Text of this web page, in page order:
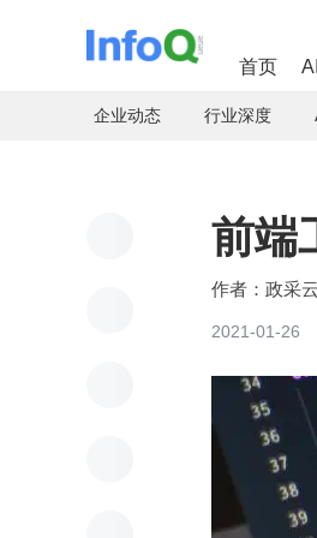
首页
企业动态 行业深度
前端
政采
2021-01-26